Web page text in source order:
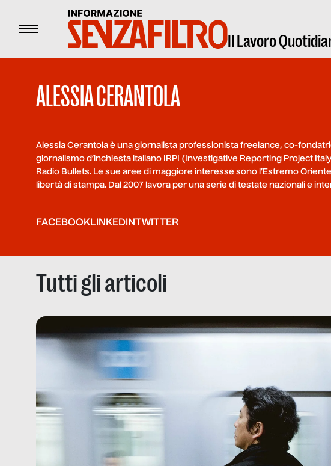
Menu Il Lavoro
ALESSIA CERANTOLA
Alessia Cerantola è una giornalista professionista freelance, co-
giornalismo d’inchiesta italiano IRPI (Investigative Reporting Project
Radio Bullets. Le sue aree di maggiore interesse sono l’Estremo
libertà di stampa. Dal 2007 lavora per una serie di testate nazionali e
FACEBOOKLINKEDINTWITTER
Tutti gli articoli